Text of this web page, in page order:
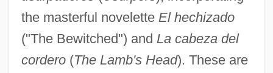
the masterful novelette El hechizado
("The Bewitched") and La cabeza del
cordero(The Lamb's Head). These are